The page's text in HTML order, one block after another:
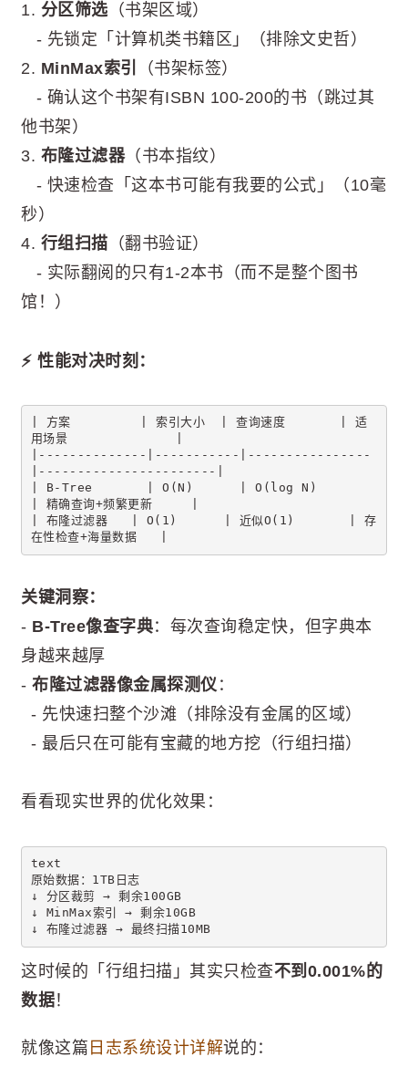
1. 分区筛选 （书架区域）
- 先锁定「计算机类书籍区」（排除文史哲）
2. MinMax索引
（书架标签）
- 确认这个书架有ISBN 100-200的书（跳过其
他书架）
3. 布隆过滤器（书本指纹）
- 快速检查「这本书可能有我要的公式」（10毫
秒）
4. 行组扫描 （翻书验证）
- 实际翻阅的只有1-2本书（而不是整个图书
馆！）
⚡ 性能对决时刻：
| 方案         | 索引大小  | 查询速度       | 适
用场景              |
|--------------|-----------|----------------
|-----------------------|
| B-Tree       | O(N)      | O(log N)
| 精确查询+频繁更新     |
| 布隆过滤器   | O(1)      | 近似O(1)       | 存
在性检查+海量数据   |
关键洞察：
- B-Tree像查字典：每次查询稳定快，但字典本
身越来越厚
- 布隆过滤器像金属探测仪 ：
- 先快速扫整个沙滩（排除没有金属的区域）
- 最后只在可能有宝藏的地方挖（行组扫描）
看看现实世界的优化效果：
text
原始数据：1TB日志
↓ 分区裁剪 → 剩余100GB
↓ MinMax索引 → 剩余10GB
↓ 布隆过滤器 → 最终扫描10MB
这时候的「行组扫描」其实只检查不到0.001%的
数据！
就像这篇 日志系统设计详解说的：